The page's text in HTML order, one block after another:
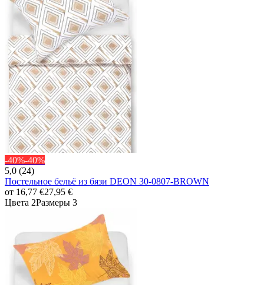
-40%-40%
5,0 (24)
Постельное бельё из бязи DEON 30-0807-BROWN
от 16,77 €27,95 €
Цвета 2Размеры 3